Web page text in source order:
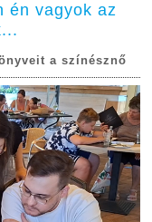
én vagyok az
a színésznő